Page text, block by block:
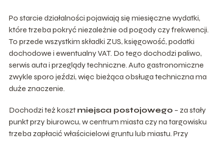
Po starcie działalności pojawiają się miesięczne wydatki,
które trzeba pokryć niezależnie od pogody czy frekwencji.
To przede wszystkim składki ZUS, księgowość, podatki
dochodowe i ewentualny VAT. Do tego dochodzi paliwo,
serwis auta i przeglądy techniczne. Auto gastronomiczne
zwykle sporo jeździ, więc bieżąca obsługa techniczna ma
duże znaczenie.
Dochodzi też koszt miejsca postojowego – za stały
punkt przy biurowcu, w centrum miasta czy na targowisku
trzeba zapłacić właścicielowi gruntu lub miastu. Przy